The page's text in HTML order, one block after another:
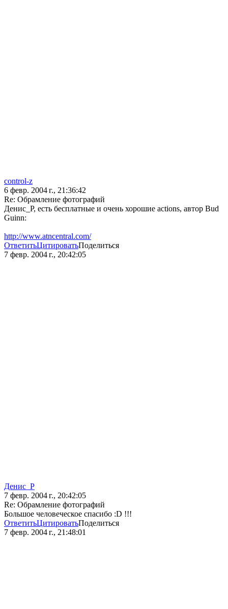
control-z
6 февр. 2004 г., 21:36:42
Re: Обрамление фотографий
Денис_Р, есть бесплатные и очень хорошие actions, автор Bud
Guinn:
http://www.atncentral.com/
ОтветитьЦитироватьПоделиться
7 февр. 2004 г., 20:42:05
Денис_Р
7 февр. 2004 г., 20:42:05
Re: Обрамление фотографий
Большое человеческое спасибо :D !!!
ОтветитьЦитироватьПоделиться
7 февр. 2004 г., 21:48:01